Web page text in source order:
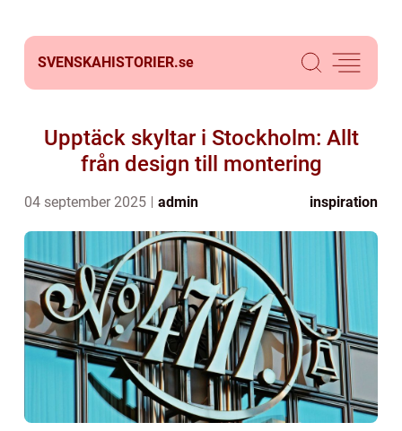
SVENSKAHISTORIER.se
Upptäck skyltar i Stockholm: Allt
från design till montering
04 september 2025 admin inspiration